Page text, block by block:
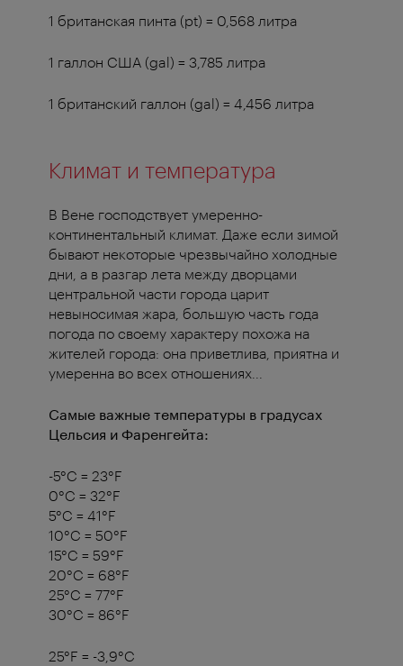
1 британская пинта (pt) = 0,568 литра
1 галлон США (gal) = 3,785 литра
1 британский галлон (gal) = 4,456 литра
Климат и температура
В Вене господствует умеренно-
континентальный климат. Даже если зимой
бывают некоторые чрезвычайно холодные
дни, а в разгар лета между дворцами
центральной части города царит
невыносимая жара, большую часть года
погода по своему характеру похожа на
жителей города: она приветлива, приятна и
умеренна во всех отношениях...
Самые важные температуры в градусах
Цельсия и Фаренгейта:
-5°C = 23°F
0°C = 32°F
5°C = 41°F
10°C = 50°F
15°C = 59°F
20°C = 68°F
25°C = 77°F
30°C = 86°F
25°F = -3,9°C